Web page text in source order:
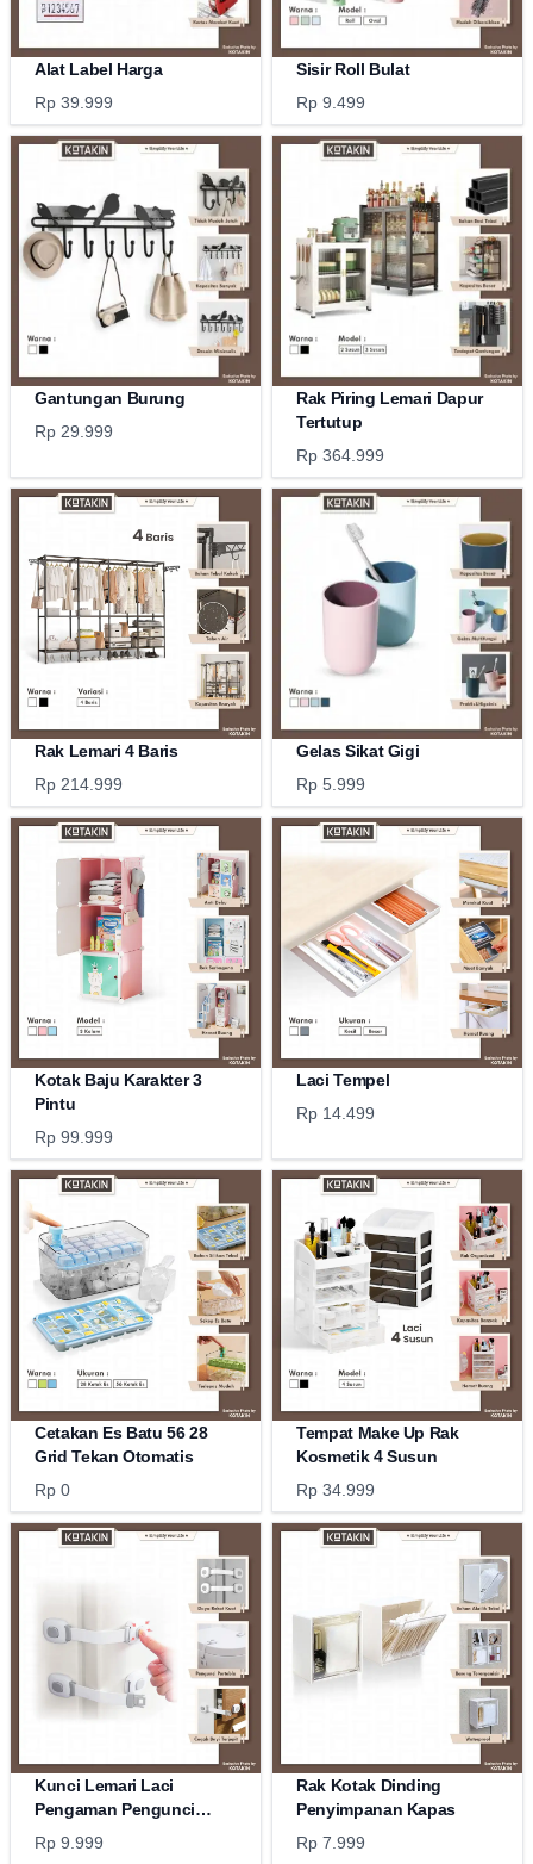
Alat Label Harga
Rp 39.999
Sisir Roll Bulat
Rp 9.499
Gantungan Burung
Rp 29.999
Rak Piring Lemari Dapur
Tertutup
Rp 364.999
Rak Lemari 4 Baris
Rp 214.999
Gelas Sikat Gigi
Rp 5.999
Kotak Baju Karakter 3
Pintu
Rp 99.999
Laci Tempel
Rp 14.499
Cetakan Es Batu 56 28
Grid Tekan Otomatis
Rp 0
Tempat Make Up Rak
Kosmetik 4 Susun
Rp 34.999
Kunci Lemari Laci
Pengaman Pengunci
Kulkas
Rp 9.999
Rak Kotak Dinding
Penyimpanan Kapas
Rp 7.999